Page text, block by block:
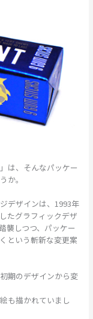
は、そんなパッケー
か。
デザインは、1993年
たグラフィックデザ
襲しつつ、パッケー
という斬新な変更案
期のデザインから変
も描かれていまし